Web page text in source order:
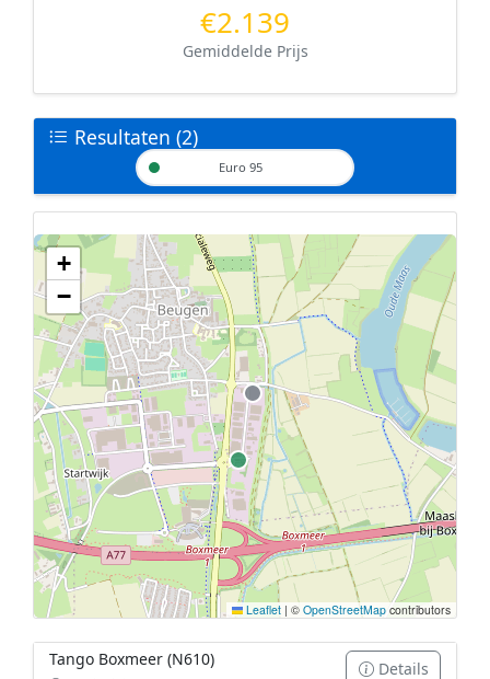
€2.139
Gemiddelde Prijs
Resultaten (2)
Euro 95
Geen tankstations met locatiegegevens gevonden.
De kaart kan niet worden weergegeven zonder GPS coördinaten.
+
−
Leaflet | © OpenStreetMap contributors
Tango Boxmeer (N610) Details